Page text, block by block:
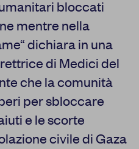
bloccati
mentre nella
dichiara in una
di Medici del
che la comunità
per sbloccare
e le scorte
civile di Gaza